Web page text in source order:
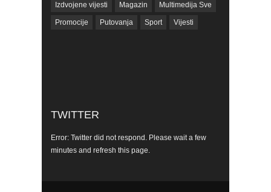
Izdvojene vijesti Magazin Multimedija Sve
Promocije Putovanja Sport Vijesti
TWITTER
Error: Twitter did not respond. Please wait a few
minutes and refresh this page.